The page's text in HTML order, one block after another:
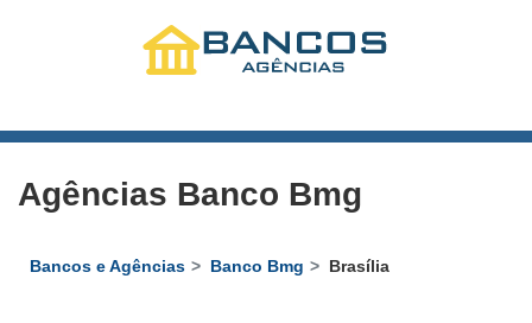
Agências Banco Bmg
Bancos e Agências Banco Bmg Brasília